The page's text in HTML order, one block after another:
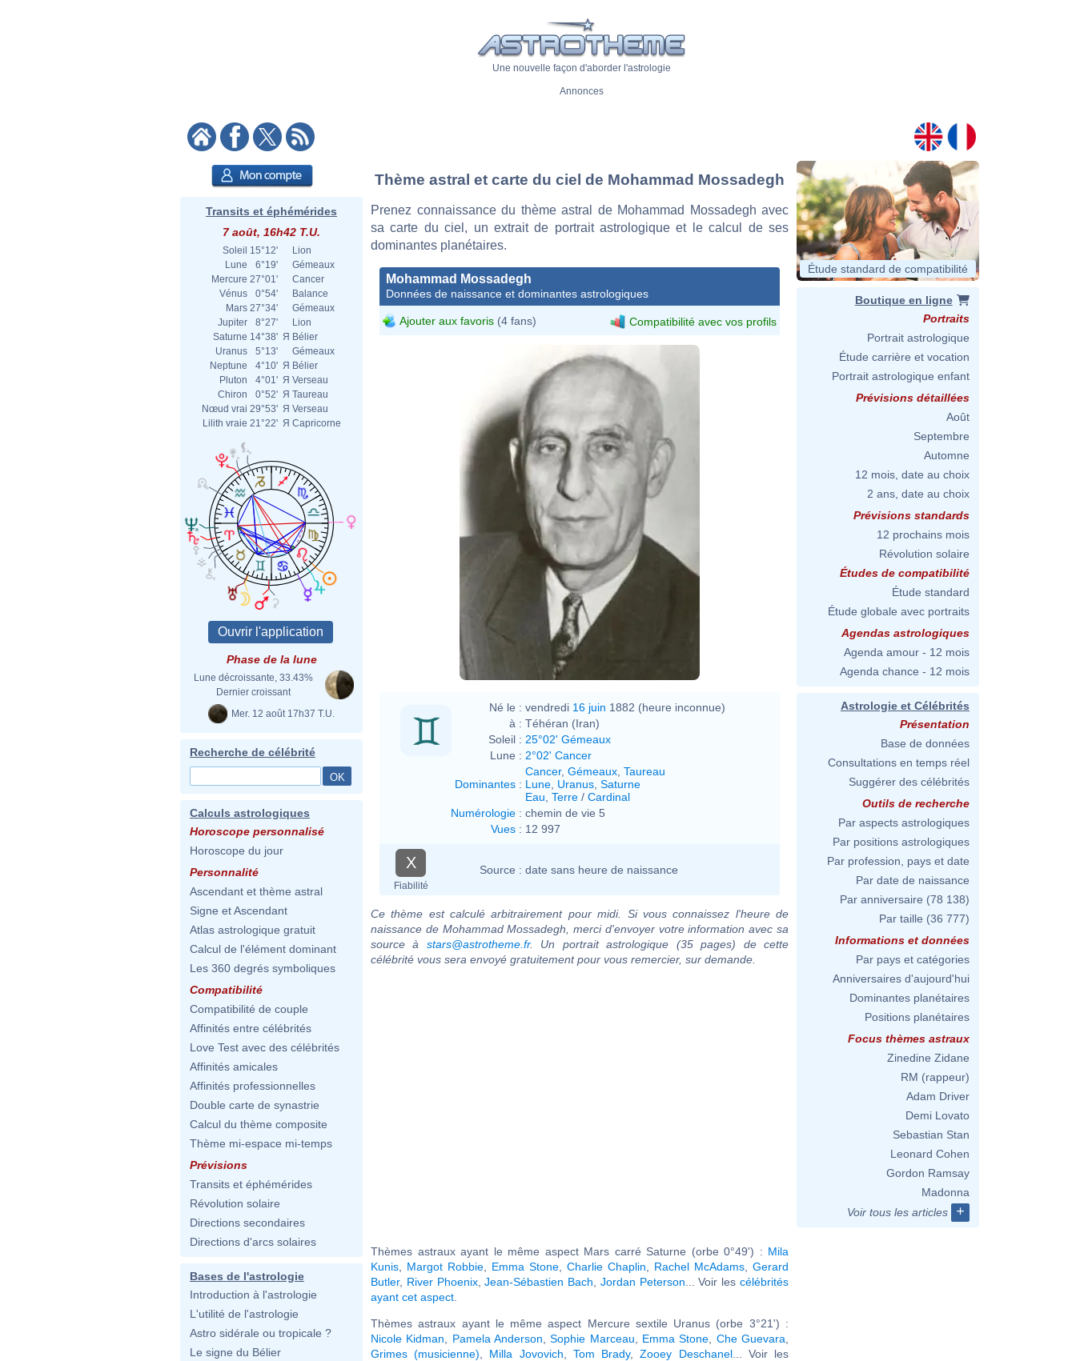
Une nouvelle façon d'aborder l'astrologie
Annonces
Transits et éphémérides
7 août, 16h42 T.U.
Soleil 15°12'
Lion
Lune
6°19'
Gémeaux
Mercure 27°01'
Cancer
Vénus
0°54'
Balance
Mars 27°34'
Gémeaux
Jupiter
8°27'
Lion
Saturne 14°38' Я Bélier
Uranus
5°13'
Gémeaux
Neptune
4°10' Я Bélier
Pluton
4°01' Я Verseau
Chiron
0°52' Я Taureau
Nœud vrai 29°53' Я Verseau
Lilith vraie 21°22' Я Capricorne
Phase de la lune
Lune décroissante, 33.43%
Dernier croissant
Mer. 12 août 17h37 T.U.
Recherche de célébrité
Calculs astrologiques
Horoscope personnalisé
Horoscope du jour
Personnalité
Ascendant et thème astral
Signe et Ascendant
Atlas astrologique gratuit
Calcul de l'élément dominant
Les 360 degrés symboliques
Compatibilité
Compatibilité de couple
Affinités entre célébrités
Love Test avec des célébrités
Affinités amicales
Affinités professionnelles
Double carte de synastrie
Calcul du thème composite
Thème mi-espace mi-temps
Prévisions
Transits et éphémérides
Révolution solaire
Directions secondaires
Directions d'arcs solaires
Bases de l'astrologie
Introduction à l'astrologie
L'utilité de l'astrologie
Astro sidérale ou tropicale ?
Le signe du Bélier
Thème astral et carte du ciel de Mohammad Mossadegh
Prenez connaissance du thème astral de Mohammad Mossadegh avec
sa carte du ciel, un extrait de portrait astrologique et le calcul de ses
dominantes planétaires.
Mohammad Mossadegh
Données de naissance et dominantes astrologiques
Ajouter aux favoris (4 fans) Compatibilité avec vos profils
Né le : vendredi 16 juin 1882 (heure inconnue)
à : Téhéran (Iran)
Soleil : 25°02' Gémeaux
Lune : 2°02' Cancer
Dominantes :
Cancer, Gémeaux Taureau
Lune Uranus Saturne
Eau Terre / Cardinal
Numérologie : chemin de vie 5
Vues : 12 997
X
Fiabilité
Source : date sans heure de naissance
Ce thème est calculé arbitrairement pour midi. Si vous connaissez l'heure de
naissance de Mohammad Mossadegh, merci d'envoyer votre information avec sa
source à stars@astrotheme.fr. Un portrait astrologique (35 pages) de cette
célébrité vous sera envoyé gratuitement pour vous remercier, sur demande.
Thèmes astraux ayant le même aspect Mars carré Saturne (orbe 0°49') : Mila
Kunis
Margot Robbie Emma Stone Charlie Chaplin Rachel McAdams
Gerard
Butler, River Phoenix,Jean-Sébastien Bach Jordan Peterson ... Voir lescélébrités
ayant cet aspect
Thèmes astraux ayant le même aspect Mercure sextile Uranus (orbe 3°21') :
Nicole Kidman
Pamela Anderson ,Sophie Marceau Emma Stone Che Guevara
Grimes (musicienne)
Milla Jovovich Tom Brady,Zooey Deschanel... Voir les
Étude standard de compatibilité
Boutique en ligne
Portraits
Portrait astrologique
Étude carrière et vocation
Portrait astrologique enfant
Prévisions détaillées
Août
Septembre
Automne
12 mois, date au choix
2 ans, date au choix
Prévisions standards
12 prochains mois
Révolution solaire
Études de compatibilité
Étude standard
Étude globale avec portraits
Agendas astrologiques
Agenda amour - 12 mois
Agenda chance - 12 mois
Astrologie et Célébrités
Présentation
Base de données
Consultations en temps réel
Suggérer des célébrités
Outils de recherche
Par aspects astrologiques
Par positions astrologiques
Par profession, pays et date
Par date de naissance
Par anniversaire (78 138)
Par taille (36 777)
Informations et données
Par pays et catégories
Anniversaires d'aujourd'hui
Dominantes planétaires
Positions planétaires
Focus thèmes astraux
Zinedine Zidane
RM (rappeur)
Adam Driver
Demi Lovato
Sebastian Stan
Leonard Cohen
Gordon Ramsay
Madonna
Voir tous les articles
+